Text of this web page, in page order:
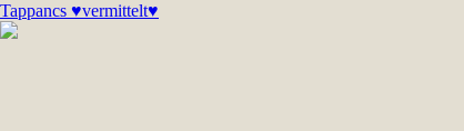
Tappancs ♥vermittelt♥